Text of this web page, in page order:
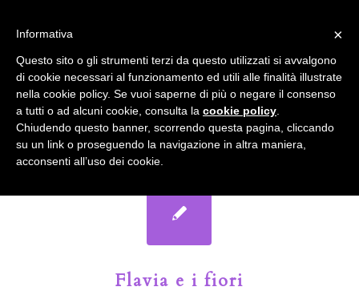
Il Blog del Garden Club di Bologna
Flavia e i fiori
accetta l'uso dei cookies previsto nella pagina dedicata.
Fai clic per abilitare/disabilitare il tracciamento di
Google Analytics.
OK Privacy e cookie policy
×
Informativa
Questo sito o gli strumenti terzi da questo utilizzati si avvalgono
di cookie necessari al funzionamento ed utili alle finalità illustrate
nella cookie policy. Se vuoi saperne di più o negare il consenso
a tutti o ad alcuni cookie, consulta la cookie policy
Chiudendo questo banner, scorrendo questa pagina, cliccando
su un link o proseguendo la navigazione in altra maniera,
acconsenti all’uso dei cookie.